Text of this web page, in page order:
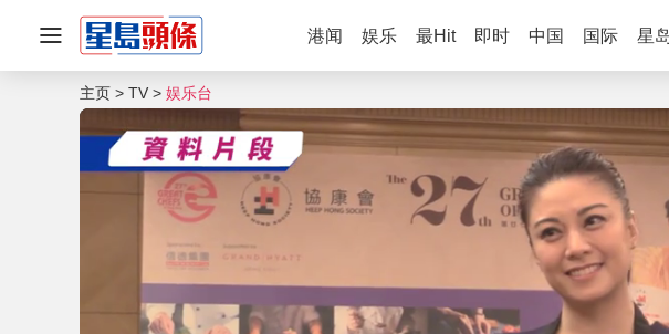
港闻 娱乐 最Hit 即时 中国 国际 星
主页 TV 娱乐台